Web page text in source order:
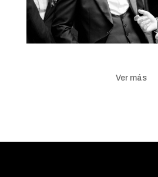
Ver más